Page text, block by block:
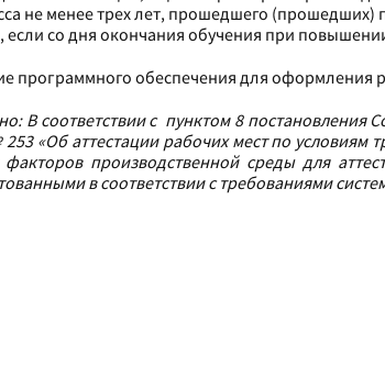
не менее трех лет, прошедшего
если со дня окончания обучения при
программного обеспечения для оформления
В соответствии с пунктом 8 постановления
253 «Об аттестации рабочих мест по условиям
производственной среды для
в соответствии с требованиями